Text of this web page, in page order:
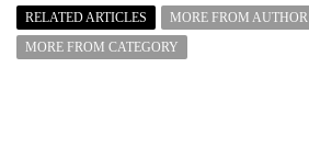
RELATED ARTICLES
MORE FROM AUTHOR
MORE FROM CATEGORY